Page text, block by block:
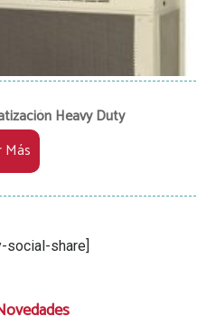
Heavy Duty
Más
social-share]